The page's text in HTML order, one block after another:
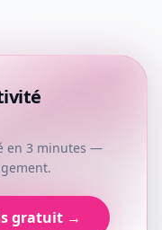
en 3 minutes —
gratuit →